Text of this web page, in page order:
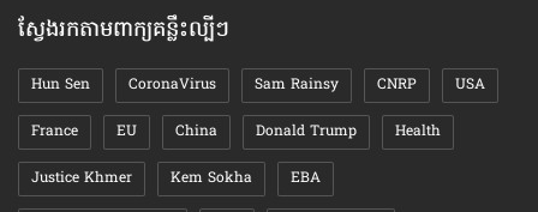
ស្វែងរកតាមពាក្យគន្លឹះល្បីៗ
Hun Sen CoronaVirus Sam Rainsy CNRP USA
France EU China Donald Trump Health
Justice Khmer Kem Sokha EBA